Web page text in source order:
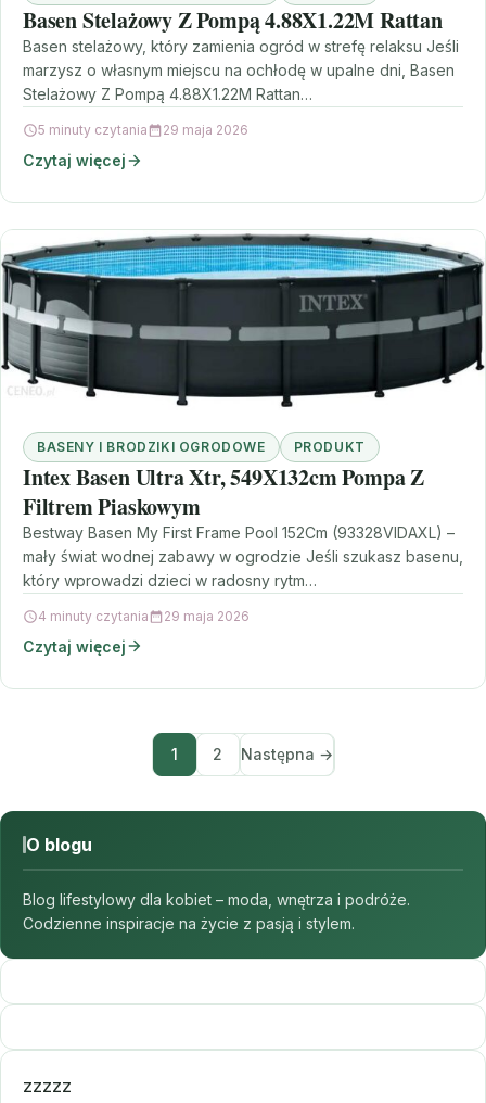
Basen Stelażowy Z Pompą 4.88X1.22M Rattan
Basen stelażowy, który zamienia ogród w strefę relaksu Jeśli
marzysz o własnym miejscu na ochłodę w upalne dni, Basen
Stelażowy Z Pompą 4.88X1.22M Rattan…
5 minuty czytania 29 maja 2026
Czytaj więcej
BASENY I BRODZIKI OGRODOWE PRODUKT
Intex Basen Ultra Xtr, 549X132cm Pompa Z
Filtrem Piaskowym
Bestway Basen My First Frame Pool 152Cm (93328VIDAXL) –
mały świat wodnej zabawy w ogrodzie Jeśli szukasz basenu,
który wprowadzi dzieci w radosny rytm…
4 minuty czytania 29 maja 2026
Czytaj więcej
1 2 Następna →
O blogu
Blog lifestylowy dla kobiet – moda, wnętrza i podróże.
Codzienne inspiracje na życie z pasją i stylem.
zzzzz